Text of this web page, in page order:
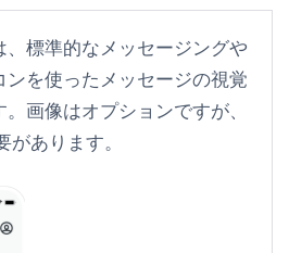
、標準的なメッセージングや
を使ったメッセージの視覚
画像はオプションですが、
あります。